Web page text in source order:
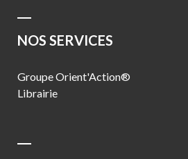
NOS SERVICES
Groupe Orient'Action®
Librairie